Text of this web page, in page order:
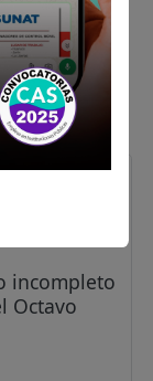
incompleto
Octavo